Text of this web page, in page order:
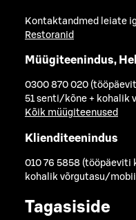
Kontaktandmed leiate
Restoranid
Müügiteenindus,
0300 870 020
51 senti/kõne + kohalik
Kõik müügiteenused
Klienditeenindus
010 76 5858 (tööpäeviti
kohalik võrgutasu/
Tagasiside